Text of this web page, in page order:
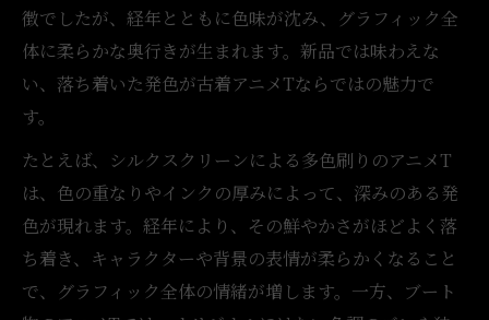
徴でしたが、経年とともに色味が沈み、グラフィック全
体に柔らかな奥行きが生まれます。新品では味わえな
い、落ち着いた発色が古着アニメTならではの魅力で
す。
たとえば、シルクスクリーンによる多色刷りのアニメT
は、色の重なりやインクの厚みによって、深みのある発
色が現れます。経年により、その鮮やかさがほどよく落
ち着き、キャラクターや背景の表情が柔らかくなること
で、グラフィック全体の情緒が増します。一方、ブート